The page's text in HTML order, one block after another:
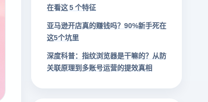
在看这 5 个特征
亚马逊开店真的赚钱吗？90%新手死在
这5个坑里
深度科普：指纹浏览器是干嘛的？从防
关联原理到多账号运营的提效真相